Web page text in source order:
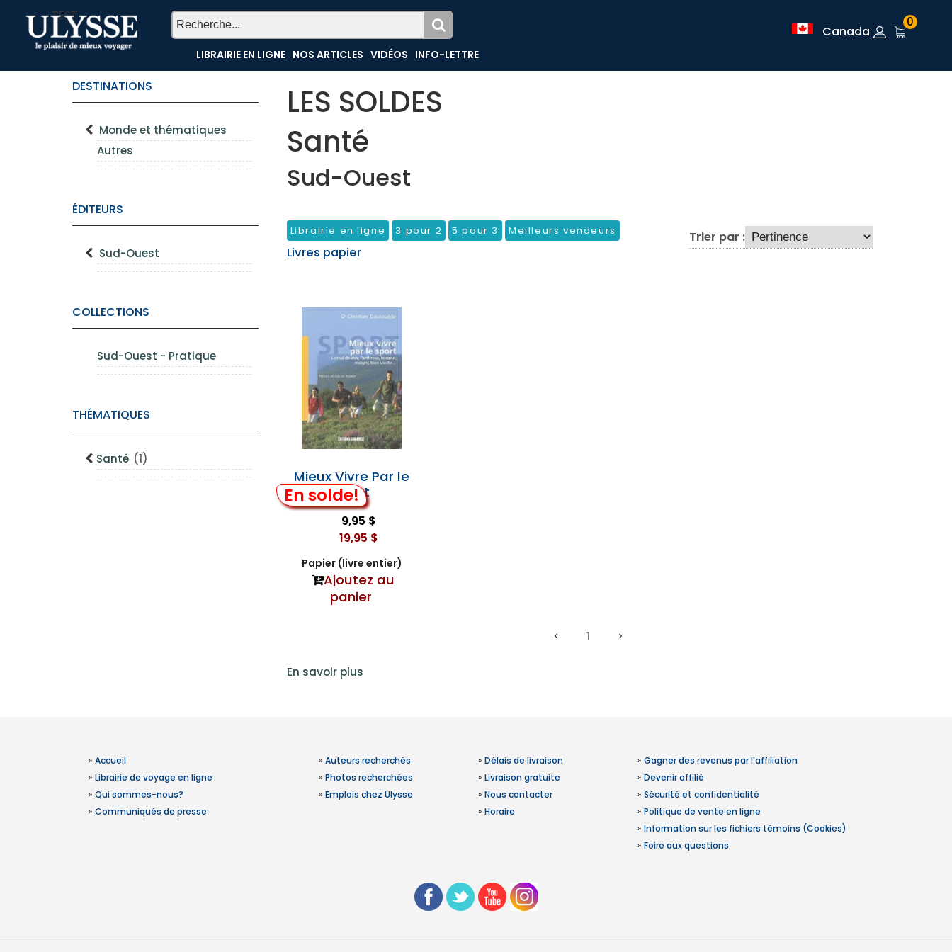
TEST
LIBRAIRIE EN LIGNE NOS ARTICLES VIDÉOS INFO-LETTRE
Canada
0
DESTINATIONS
Monde et thématiques
Autres
ÉDITEURS
Sud-Ouest
COLLECTIONS
Sud-Ouest - Pratique
THÉMATIQUES
Santé (1)
LES SOLDES
Santé
Sud-Ouest
Librairie en ligne 3 pour 2 5 pour 3 Meilleurs vendeurs
Livres papier
Trier par :
En solde!
Mieux Vivre Par le
Sport
9,95 $
19,95 $
Papier (livre entier)
Ajoutez au
panier
1
En savoir plus
» Accueil
» Librairie de voyage en ligne
» Qui sommes-nous?
» Communiqués de presse
» Auteurs recherchés
» Photos recherchées
» Emplois chez Ulysse
» Délais de livraison
» Livraison gratuite
» Nous contacter
» Horaire
» Gagner des revenus par l'affiliation
» Devenir affilié
» Sécurité et confidentialité
» Politique de vente en ligne
» Information sur les fichiers témoins (Cookies)
» Foire aux questions